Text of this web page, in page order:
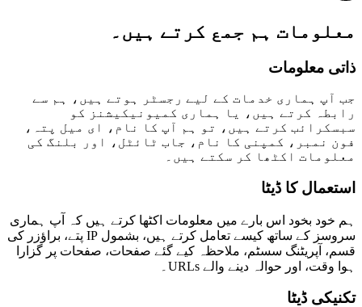
معلومات ہم جمع کرتے ہیں۔
ذاتی معلومات
جب آپ ہماری خدمات کے لیے رجسٹر ہوتے ہیں، ہم سے
رابطہ کرتے ہیں، یا ہماری کمیونیکیشنز کو
سبسکرائب کرتے ہیں، تو ہم آپ کا نام، ای میل پتہ،
فون نمبر، کمپنی کا نام، جاب ٹائٹل، اور بلنگ کی
معلومات اکٹھا کر سکتے ہیں۔
استعمال کا ڈیٹا
ہم خود بخود اس بارے میں معلومات اکٹھا کرتے ہیں کہ آپ ہماری
سروسز کے ساتھ کیسے تعامل کرتے ہیں، بشمول IP پتے، براؤزر کی
قسم، آپریٹنگ سسٹم، ملاحظہ کیے گئے صفحات، صفحات پر گزارا
ہوا وقت، اور حوالہ دینے والے URLs۔
تکنیکی ڈیٹا